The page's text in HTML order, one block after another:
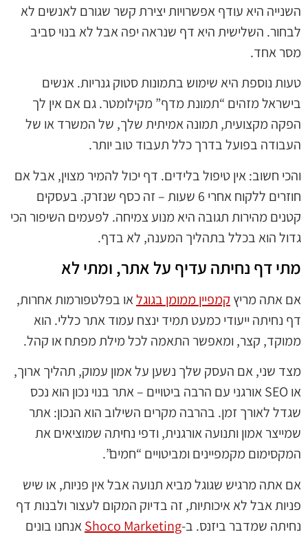
השנייה היא עודף אפשרויות יצירת קשר שגורם לאנשים לא
לבחור. השלישית היא דף שנראה יפה אבל לא בנוי סביב
מסר אחד.
טעות נוספת היא שימוש בתמונות סטוק גנריות. אנשים
בישראל מזהים “תמונת מדף” מקילומטר. גם אם אין לך
הפקה מקצועית, תמונה אמיתית שלך, של המשרד או של
העבודה בפועל בדרך כלל תעבוד טוב יותר.
והכי חשוב: אין טיפול בלידים. דף יכול להמיר מצוין, אבל אם
חוזרים ללקוח אחרי 6 שעות – זה כסף שנזרק. בעסקים
קטנים מהירות תגובה היא מנוע צמיחה. לפעמים השיפור הכי
גדול הוא בכלל בתהליך המענה, לא בדף.
מתי דף נחיתה עדיף על אתר, ומתי לא
אם אתה מריץ קמפיין ממומן בגוגלאו בפלטפורמות אחרות,
דף נחיתה ייעודי כמעט תמיד ינצח עמוד אתר כללי. הוא
ממוקד, קצר, ומאפשר התאמה לכל מילת מפתח או קהל.
מצד שני, אם העסק שלך נשען על אמון עמוק, תהליך ארוך,
או SEO אורגני עם הרבה ביטויים – אתר בנוי נכון הוא נכס
שגדל לאורך זמן. בהרבה מקרים השילוב הוא הנכון: אתר
שמייצר אמון ותנועה אורגנית, ודפי נחיתה שמוציאים את
המקסימום מקמפיינים ומביטויים “חמים”.
אם אתה מרגיש שגוגל מביא תנועה אבל אין פניות, או שיש
פניות אבל לא איכותיות, זה בדיוק המקום לעצור ולבנות דף
נחיתה שמדבר ביזנס. ב-Shoco Marketingאנחנו בונים